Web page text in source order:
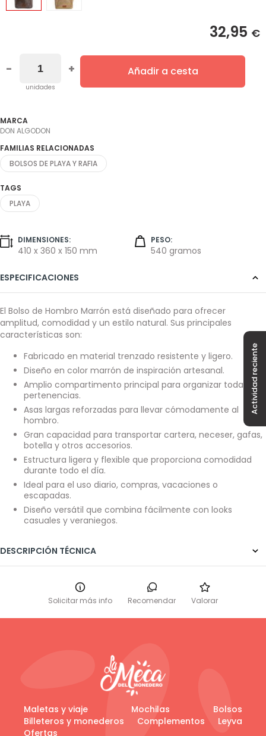
32,95 €
-
unidades
+ Añadir a cesta
MARCA
DON ALGODON
FAMILIAS RELACIONADAS
BOLSOS DE PLAYA Y RAFIA
TAGS
PLAYA
DIMENSIONES:
410 x 360 x 150 mm
PESO:
540 gramos
ESPECIFICACIONES
El Bolso de Hombro Marrón está diseñado para ofrecer
amplitud, comodidad y un estilo natural. Sus principales
características son:
Fabricado en material trenzado resistente y ligero.
Diseño en color marrón de inspiración artesanal.
Amplio compartimento principal para organizar todas tus
pertenencias.
Asas largas reforzadas para llevar cómodamente al
hombro.
Gran capacidad para transportar cartera, neceser, gafas,
botella y otros accesorios.
Estructura ligera y flexible que proporciona comodidad
durante todo el día.
Ideal para el uso diario, compras, vacaciones o
escapadas.
Diseño versátil que combina fácilmente con looks
casuales y veraniegos.
DESCRIPCIÓN TÉCNICA
Solicitar más info Recomendar Valorar
Actividad reciente
Maletas y viaje Mochilas
Bolsos
Billeteros y monederos
Complementos
Leyva
Ofertas